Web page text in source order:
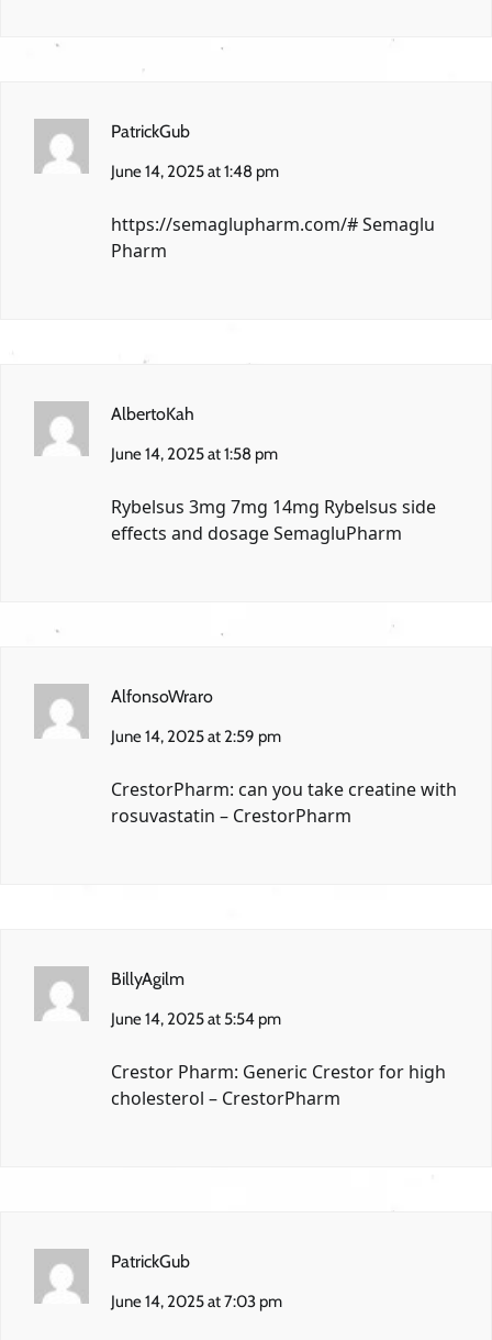
PatrickGub
June 14, 2025 at 1:48 pm
https://semaglupharm.com/#Semaglu
Pharm
AlbertoKah
June 14, 2025 at 1:58 pm
Rybelsus 3mg 7mg 14mg Rybelsus side
effects and dosageSemagluPharm
AlfonsoWraro
June 14, 2025 at 2:59 pm
CrestorPharm: can you take creatine with
rosuvastatin – CrestorPharm
BillyAgilm
June 14, 2025 at 5:54 pm
Crestor Pharm: Generic Crestor for high
cholesterol – CrestorPharm
PatrickGub
June 14, 2025 at 7:03 pm